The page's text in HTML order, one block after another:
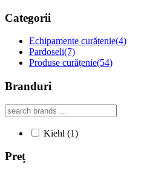
Categorii
Echipamente curățenie(4)
Pardoseli(7)
Produse curățenie(54)
Branduri
Kiehl (1)
Preț